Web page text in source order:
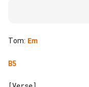
Tom: Em
B5